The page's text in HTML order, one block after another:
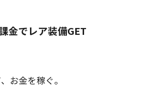
金でレア装備GET
お金を稼ぐ。